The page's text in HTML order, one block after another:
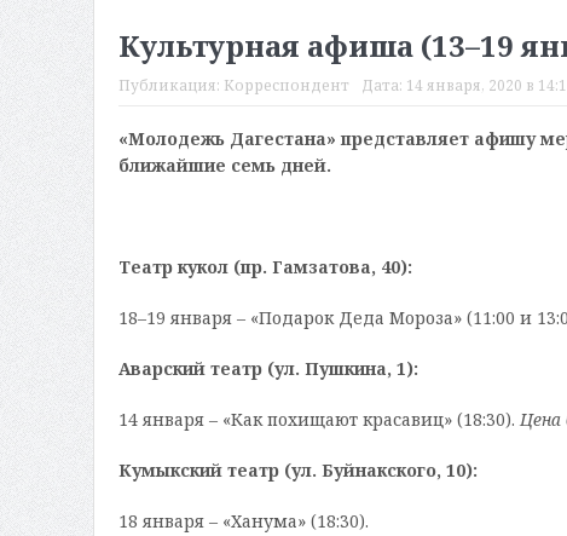
Культурная афиша (13–19
Публикация: Корреспондент Дата: 14 января, 2020 в
«Молодежь Дагестана» представляет афишу
ближайшие семь дней.
Театр кукол (пр. Гамзатова, 40):
18–19 января – «Подарок Деда Мороза» (11:00 и
Аварский театр (ул. Пушкина, 1):
14 января – «Как похищают красавиц» (18:30). Цена
Кумыкский театр (ул. Буйнакского, 10):
18 января – «Ханума» (18:30).